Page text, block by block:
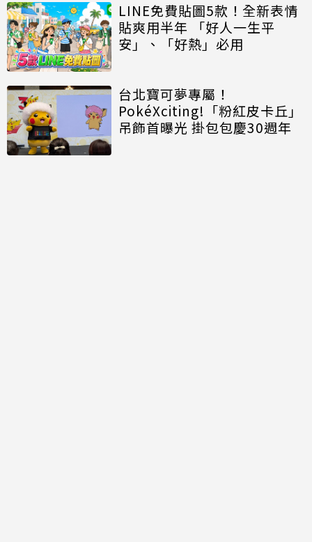
LINE免費貼圖5款！全新表情
貼爽用半年 「好人一生平
安」、「好熱」必用
台北寶可夢專屬！
PokéXciting!「粉紅皮卡丘」
吊飾首曝光 掛包包慶30週年